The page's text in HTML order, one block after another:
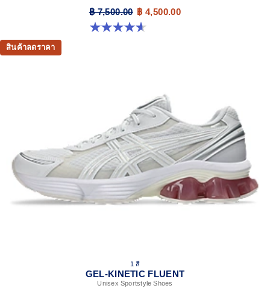
฿ 7,500.00 ฿ 4,500.00
4.6 จาก 5 ดาว 11 รีวิว
สินค้าลดราคา
1 สี
GEL-KINETIC FLUENT
Unisex Sportstyle Shoes